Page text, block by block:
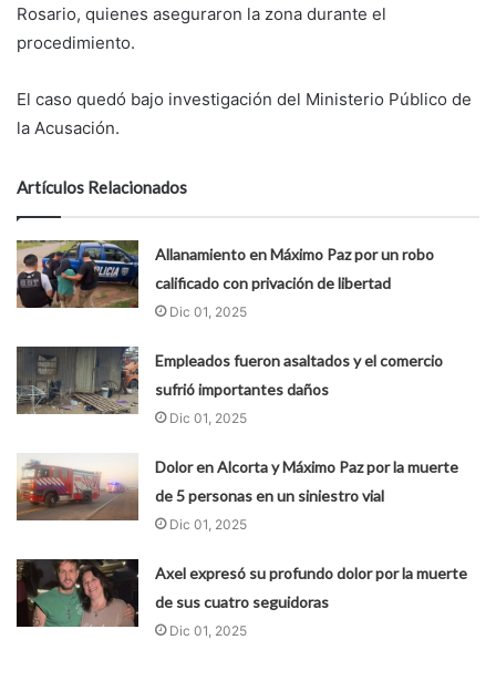
Rosario, quienes aseguraron la zona durante el
procedimiento.
El caso quedó bajo investigación del Ministerio Público de
la Acusación.
Artículos Relacionados
Allanamiento en Máximo Paz por un robo
calificado con privación de libertad
Dic 01, 2025
Empleados fueron asaltados y el comercio
sufrió importantes daños
Dic 01, 2025
Dolor en Alcorta y Máximo Paz por la muerte
de 5 personas en un siniestro vial
Dic 01, 2025
Axel expresó su profundo dolor por la muerte
de sus cuatro seguidoras
Dic 01, 2025